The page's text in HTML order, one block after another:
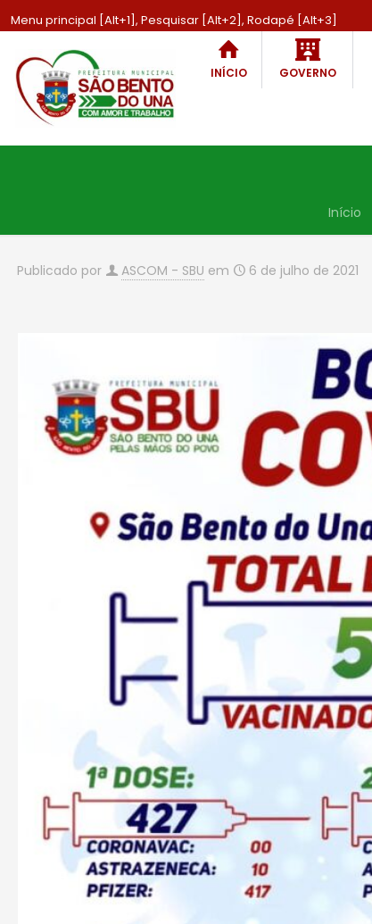
Menu principal [Alt+1], Pesquisar [Alt+2], Rodapé [Alt+3]
INÍCIO GOVERNO
Início
Publicado por ASCOM - SBU em 6 de julho de 2021